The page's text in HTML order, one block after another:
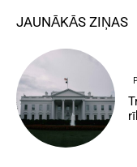
JAUNĀKĀS ZIŅAS